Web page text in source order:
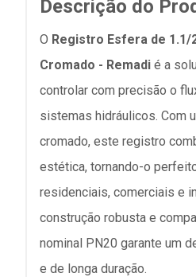
Descrição do
O Registro Esfera de 1.1/
Cromado - Remadi é a
controlar com precisão o
sistemas hidráulicos. Com
cromado, este registro
estética, tornando-o
residenciais, comerciais e
construção robusta e
nominal PN20 garante um
e de longa duração.